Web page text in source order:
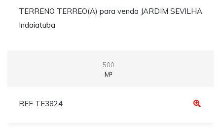
TERRENO TERREO(A) para venda JARDIM SEVILHA
Indaiatuba
500
M²
REF TE3824